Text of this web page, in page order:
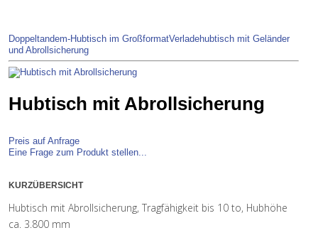
Doppeltandem-Hubtisch im GroßformatVerladehubtisch mit Geländer
und Abrollsicherung
Hubtisch mit Abrollsicherung
Preis auf Anfrage
Eine Frage zum Produkt stellen...
KURZÜBERSICHT
Hubtisch mit Abrollsicherung, Tragfähigkeit bis 10 to, Hubhöhe
ca. 3.800 mm